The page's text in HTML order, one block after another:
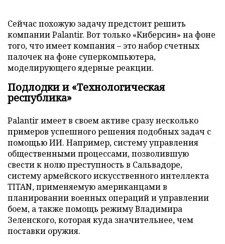
Сейчас похожую задачу предстоит решить
компании Palantir. Вот только «Киберсин» на фоне
того, что имеет компания – это набор счетных
палочек на фоне суперкомпьютера,
моделирующего ядерные реакции.
Подлодки и «Технологическая
республика»
Palantir имеет в своем активе сразу несколько
примеров успешного решения подобных задач с
помощью ИИ. Например, систему управления
общественными процессами, позволившую
свести к нолю преступность в Сальвадоре,
систему армейского искусственного интеллекта
TITAN, применяемую американцами в
планировании военных операций и управлении
боем, а также помощь режиму Владимира
Зеленского, которая куда значительнее, чем
поставки оружия.